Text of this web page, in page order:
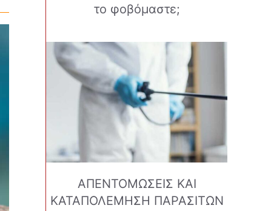
το φοβόμαστε;
ΑΠΕΝΤΟΜΩΣΕΙΣ ΚΑΙ
ΚΑΤΑΠΟΛΕΜΗΣΗ ΠΑΡΑΣΙΤΩΝ